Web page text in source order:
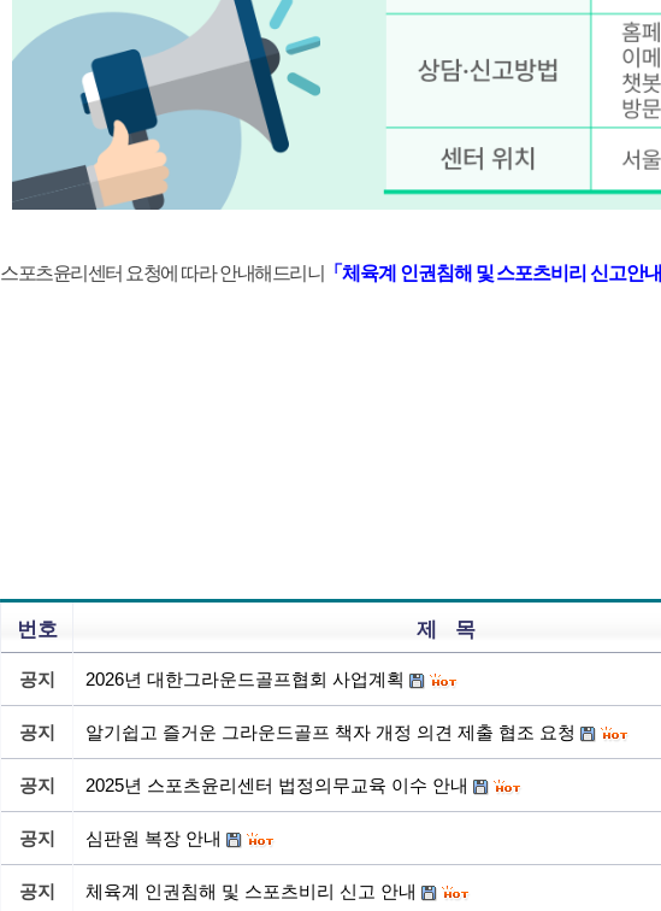
스포츠윤리센터 요청에 따라 안내해드리니 「체육계 인권침해 및 스포츠비리 신고안내
번호 제 목
공지 2026년 대한그라운드골프협회 사업계획
공지 알기쉽고 즐거운 그라운드골프 책자 개정 의견 제출 협조 요청
공지 2025년 스포츠윤리센터 법정의무교육 이수 안내
공지 심판원 복장 안내
공지 체육계 인권침해 및 스포츠비리 신고 안내